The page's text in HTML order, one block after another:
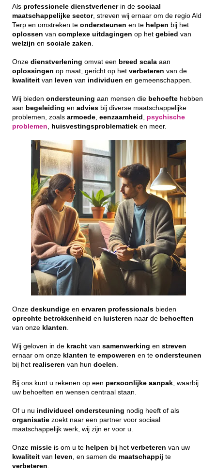
Als professionele dienstverlenerin de sociaal
maatschappelijke sector, streven wij ernaar om de regio Ald
Terp en omstreken te ondersteunen en te helpen bij het
oplossen van complexe uitdagingen op het gebied van
welzijn en sociale zaken
Onze dienstverlening omvat een breed scala aan
oplossingen op maat, gericht op het verbeteren van de
kwaliteit van leven van individuen en gemeenschappen.
Wij bieden ondersteuning aan mensen die behoefte hebben
aan begeleiding en advies bij diverse maatschappelijke
problemen, zoals armoede eenzaamheid
psychische
problemen
huisvestingsproblematiek en meer.
Onze deskundige en ervaren professionals bieden
oprechte betrokkenheid en luisteren naar de behoeften
van onze klanten
Wij geloven in de kracht van samenwerking en streven
ernaar om onze klanten te empoweren en te ondersteunen
bij het realiseren van hun doelen
Bij ons kunt u rekenen op een persoonlijke aanpak , waarbij
uw behoeften en wensen centraal staan.
Of u nu individueel ondersteuning nodig heeft of als
organisatie zoekt naar een partner voor sociaal
maatschappelijk werk, wij zijn er voor u.
Onze missie is om u te helpen bij het verbeteren van uw
kwaliteit van leven , en samen de maatschappij te
verbeteren